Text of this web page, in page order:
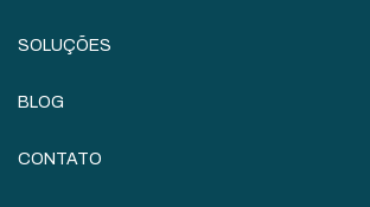
SOLUÇÕES
BLOG
CONTATO